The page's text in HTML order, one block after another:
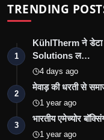
TRENDING
1
KühlTherm ने
Solutions ल…
4 days ago
2
मेवाड़ की धरती से
1 year ago
3
भारतीय एमेच्योर
1 year ago